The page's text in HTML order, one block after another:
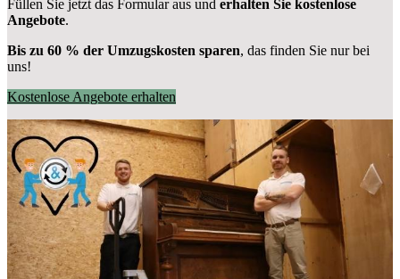
Füllen Sie jetzt das Formular aus und erhalten Sie kostenlose
Angebote.
Bis zu 60 % der Umzugskosten sparen, das finden Sie nur bei
uns!
Kostenlose Angebote erhalten